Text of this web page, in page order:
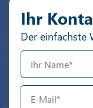
Ihr
Der einfachste